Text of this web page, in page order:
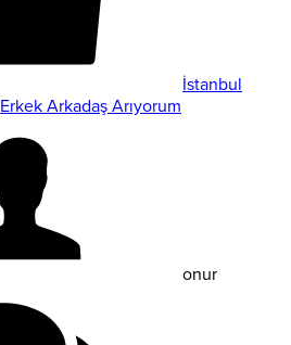
İstanbul
Erkek Arkadaş Arıyorum
onur